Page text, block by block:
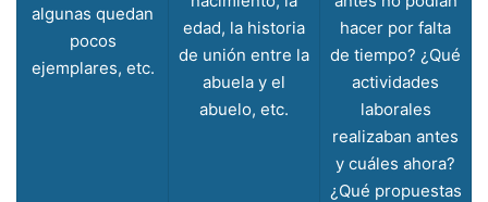
algunas quedan
pocos
ejemplares, etc.
edad, la historia
de unión entre la
abuela y el
abuelo, etc.
hacer por falta
de tiempo? ¿Qué
actividades
laborales
realizaban antes
y cuáles ahora?
¿Qué propuestas